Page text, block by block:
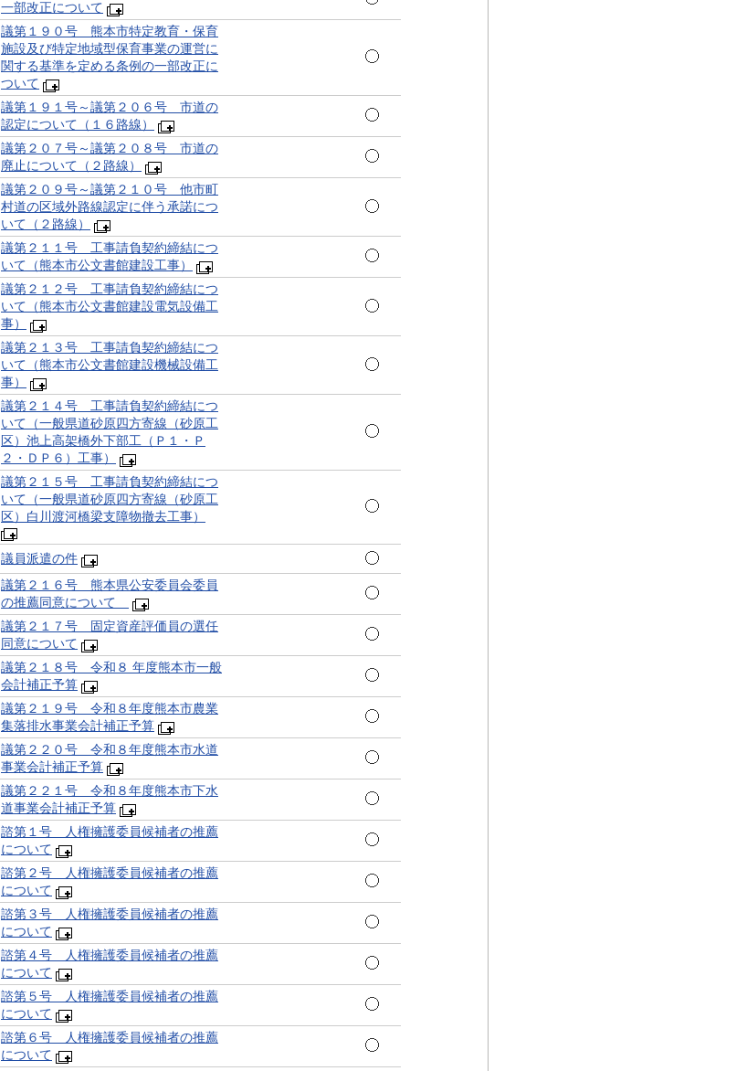
一部改正について
議第１９０号 熊本市特定教育・保育
施設及び特定地域型保育事業の運営に
関する基準を定める条例の一部改正に
ついて
議第１９１号～議第２０６号 市道の
認定について（１６路線）
議第２０７号～議第２０８号 市道の
廃止について（２路線）
議第２０９号～議第２１０号 他市町
村道の区域外路線認定に伴う承諾につ
いて（２路線）
議第２１１号 工事請負契約締結につ
いて（熊本市公文書館建設工事）
議第２１２号 工事請負契約締結につ
いて（熊本市公文書館建設電気設備工
事）
議第２１３号 工事請負契約締結につ
いて（熊本市公文書館建設機械設備工
事）
議第２１４号 工事請負契約締結につ
いて（一般県道砂原四方寄線（砂原工
区）池上高架橋外下部工（Ｐ１・Ｐ
２・ＤＰ６）工事）
議第２１５号 工事請負契約締結につ
いて（一般県道砂原四方寄線（砂原工
区）白川渡河橋梁支障物撤去工事）
議員派遣の件
議第２１６号 熊本県公安委員会委員
の推薦同意について
議第２１７号 固定資産評価員の選任
同意について
議第２１８号 令和８ 年度熊本市一般
会計補正予算
議第２１９号 令和８年度熊本市農業
集落排水事業会計補正予算
議第２２０号 令和８年度熊本市水道
事業会計補正予算
議第２２１号 令和８年度熊本市下水
道事業会計補正予算
諮第１号 人権擁護委員候補者の推薦
について
諮第２号 人権擁護委員候補者の推薦
について
諮第３号 人権擁護委員候補者の推薦
について
諮第４号 人権擁護委員候補者の推薦
について
諮第５号 人権擁護委員候補者の推薦
について
諮第６号 人権擁護委員候補者の推薦
について